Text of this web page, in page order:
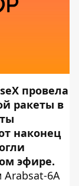
провела
ракеты в
наконец
эфире.
Arabsat-6A